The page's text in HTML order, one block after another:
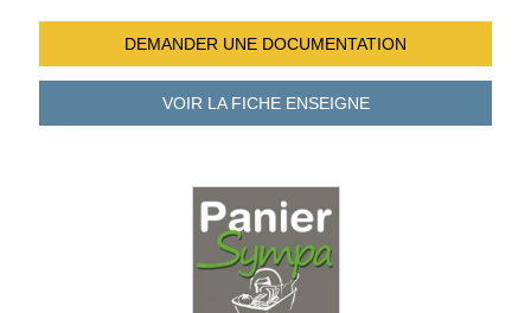
DEMANDER UNE DOCUMENTATION
VOIR LA FICHEENSEIGNE